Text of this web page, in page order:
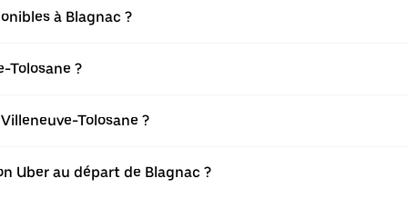
à Blagnac ?
Tolosane ?
Tolosane ?
Uber au départ de Blagnac ?